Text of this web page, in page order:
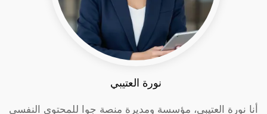
نورة العتيبي
أنا نورة العتيبي، مؤسسة ومديرة منصة جوا للمحتوى النفسي